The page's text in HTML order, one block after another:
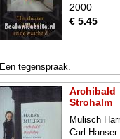
2000
€ 5.45
Een tegenspraak.
Archibald
Strohalm
Mulisch
Carl Hanser